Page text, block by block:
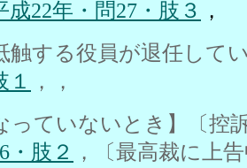
成22年・問27・肢３ ，
触する役員が退任して
１
，，
っていないとき】〔控
・肢２
，〔最高裁に上